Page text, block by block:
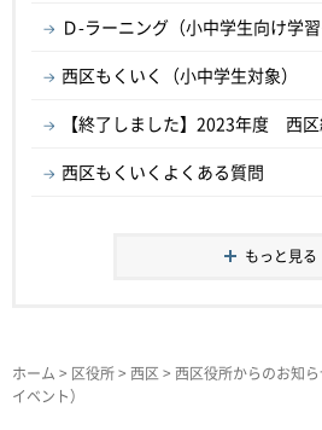
Ｄ-ラーニング（小中学生向け学習
西区もくいく（小中学生対象）
【終了しました】2023年度 西
西区もくいくよくある質問
もっと見る
ホーム > 区役所> 西区> 西区役所からのお知ら
イベント）